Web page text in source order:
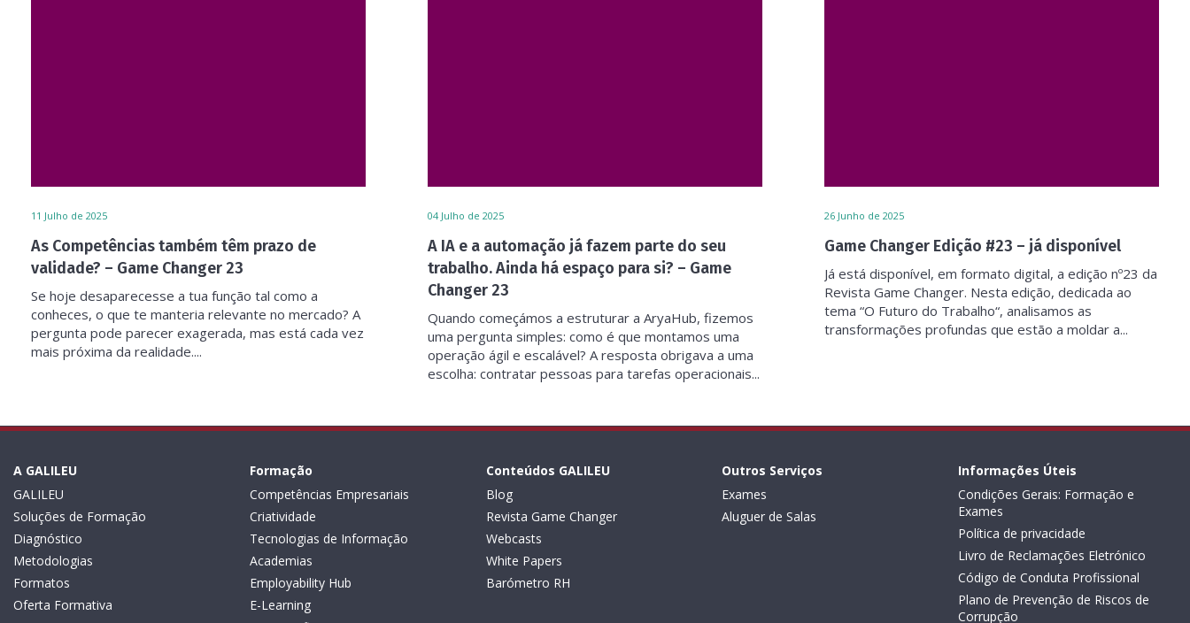
11 Julho de 2025
As Competências também têm prazo de
validade? – Game Changer 23
Se hoje desaparecesse a tua função tal como a
conheces, o que te manteria relevante no mercado? A
pergunta pode parecer exagerada, mas está cada vez
mais próxima da realidade....
04 Julho de 2025
A IA e a automação já fazem parte do seu
trabalho. Ainda há espaço para si? – Game
Changer 23
Quando começámos a estruturar a AryaHub, fizemos
uma pergunta simples: como é que montamos uma
operação ágil e escalável? A resposta obrigava a uma
escolha: contratar pessoas para tarefas operacionais...
26 Junho de 2025
Game Changer Edição #23 – já disponível
Já está disponível, em formato digital, a edição nº23 da
Revista Game Changer. Nesta edição, dedicada ao
tema “O Futuro do Trabalho“, analisamos as
transformações profundas que estão a moldar a...
A GALILEU
GALILEU
Soluções de Formação
Diagnóstico
Metodologias
Formatos
Oferta Formativa
Formação
Competências Empresariais
Criatividade
Tecnologias de Informação
Academias
Employability Hub
E-Learning
Conteúdos GALILEU
Blog
Revista Game Changer
Webcasts
White Papers
Barómetro RH
Outros Serviços
Exames
Aluguer de Salas
Informações Úteis
Condições Gerais: Formação e
Exames
Política de privacidade
Livro de Reclamações Eletrónico
Código de Conduta Profissional
Plano de Prevenção de Riscos de
Corrupção